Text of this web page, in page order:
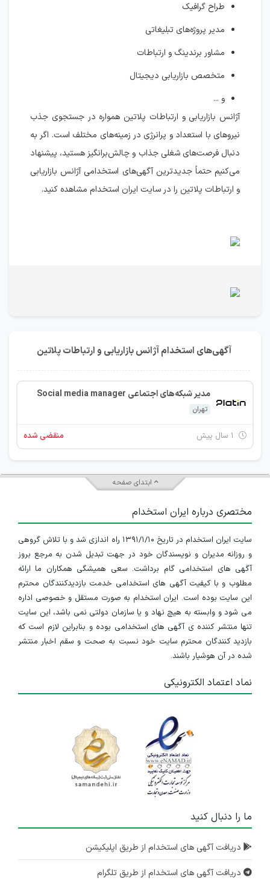
طراح گرافیک
مدیر پروژه‌های تبلیغاتی
مشاور برندینگ و ارتباطات
متخصص بازاریابی دیجیتال
و ...
آژانس بازاریابی و ارتباطات پلاتین همواره در جستجوی جذب
نیروهای با استعداد و پرانرژی در زمینه‌های مختلف است. اگر به
دنبال فرصت‌های شغلی جذاب و چالش‌برانگیز هستید، پیشنهاد
می‌کنیم حتماً جدیدترین آگهی‌های استخدامی آژانس بازاریابی
و ارتباطات پلاتین را در سایت ایران استخدام مشاهده کنید.
آگهی‌های استخدام آژانس بازاریابی و ارتباطات پلاتین
مدیر شبکه‌های اجتماعی Social media manager
تهران
منقضی شده
ابتدای صفحه
مختصری درباره ایران استخدام
سایت ایران استخدام در تاریخ ۱۳۹۱/۱/۱۰ راه اندازی شد و با تلاش گروهی
و روزانه مدیران و نویسندگان خود در جهت تبدیل شدن به مرجع بروز
آگهی های استخدامی گام برداشت. سعی همیشگی همکاران ما ارائه
مطلوب و با کیفیت آگهی های استخدامی خدمت بازدیدکنندگان محترم
این سایت بوده است. ایران استخدام به صورت مستقل و خصوصی اداره
می شود و وابسته به هیچ نهاد و یا سازمان دولتی نمی باشد، این سایت
تنها منتشر کننده ی آگهی های استخدامی بوده و بنابراین لازم است که
بازدید کنندگان محترم سایت خود نسبت به صحت و سقم اخبار منتشر
شده در آن هوشیار باشند.
نماد اعتماد الکترونیکی
ما را دنبال کنید
دریافت آگهی های استخدام از طریق اپلیکیشن
دریافت آگهی های استخدام از طریق تلگرام